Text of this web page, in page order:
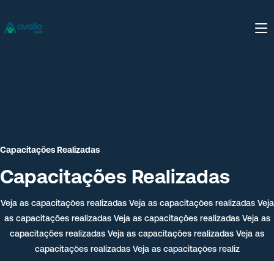
Capacitações Realizadas
Capacitações Realizadas
Veja as capacitações realizadas Veja as capacitações realizadas Veja
as capacitações realizadas Veja as capacitações realizadas Veja as
capacitações realizadas Veja as capacitações realizadas Veja as
capacitações realizadas Veja as capacitações realiz